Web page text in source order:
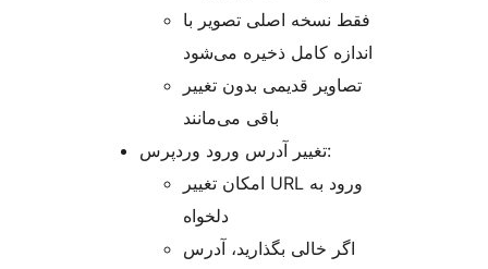
فقط نسخه اصلی تصویر با
اندازه کامل ذخیره می‌شود
تصاویر قدیمی بدون تغییر
باقی می‌مانند
تغییر آدرس ورود وردپرس:
امکان تغییر URL ورود به
دلخواه
اگر خالی بگذارید، آدرس